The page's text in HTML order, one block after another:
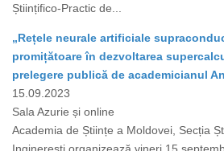
Științifico-Practic de...
„Rețele neurale artificiale
promițătoare în dezvoltarea
prelegere publică de academicianul
15.09.2023
Sala Azurie și online
Academia de Științe a Moldovei, Secția